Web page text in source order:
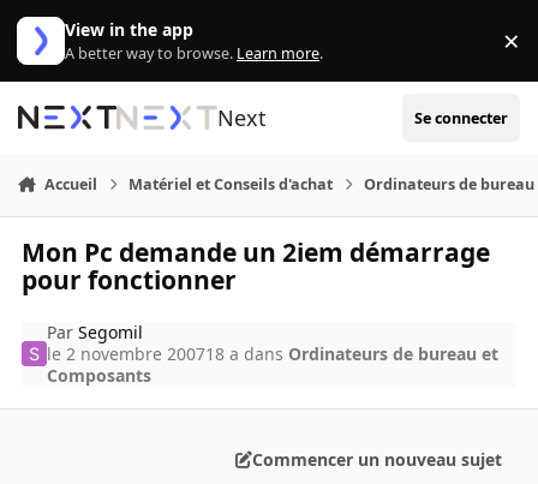
Aller au contenu
View in the app
A better way to browse. Learn more. ×
Next Se connecter
Accueil Matériel et Conseils d'achat Ordinateurs de bureau
Mon Pc demande un 2iem démarrage
pour fonctionner
ParSegomil
le 2 novembre 200718 a dans Ordinateurs de bureau et
Composants
Commencer un nouveau sujet